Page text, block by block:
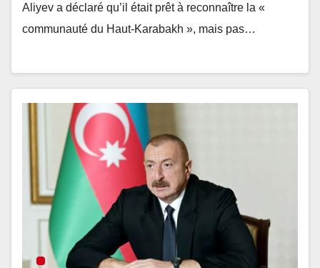
Aliyev a déclaré qu’il était prêt à reconnaître la «
communauté du Haut-Karabakh », mais pas…